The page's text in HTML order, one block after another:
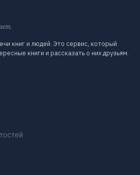
книг и людей. Это сервис, который
книги и рассказать о них друзьям.